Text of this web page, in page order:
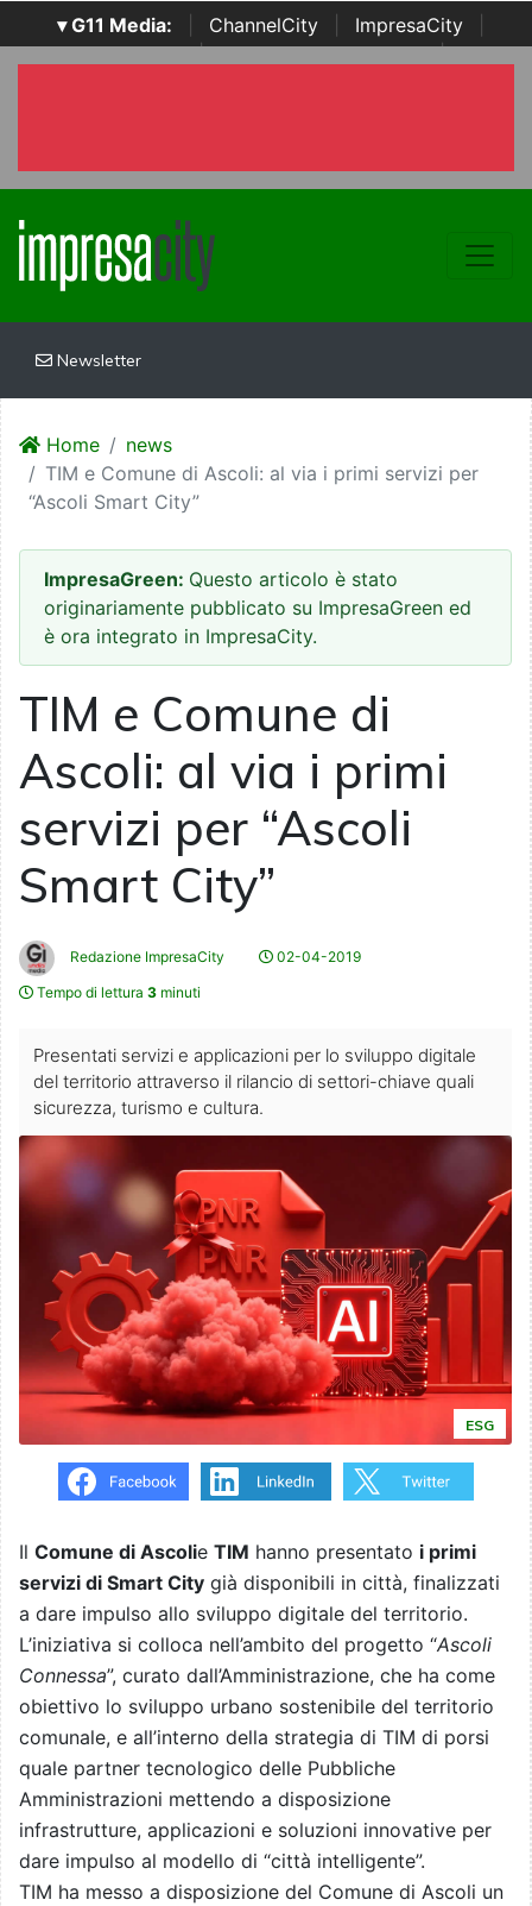
▾ G11 Media: ChannelCity ImpresaCity
SecurityOpenLab | Italian Channel Awards | Italian
Newsletter
Home
news
TIM e Comune di Ascoli: al via i primi servizi per
“Ascoli Smart City”
ImpresaGreen: Questo articolo è stato
originariamente pubblicato su ImpresaGreen ed
è ora integrato in ImpresaCity.
TIM e Comune di
Ascoli: al via i primi
servizi per “Ascoli
Smart City”
Redazione ImpresaCity
02-04-2019
Tempo di lettura 3 minuti
Presentati servizi e applicazioni per lo sviluppo digitale
del territorio attraverso il rilancio di settori-chiave quali
sicurezza, turismo e cultura.
ESG
Il Comune di Ascolie TIM hanno presentato i primi
servizi di Smart City già disponibili in città, finalizzati
a dare impulso allo sviluppo digitale del territorio.
L’iniziativa si colloca nell’ambito del progetto “Ascoli
Connessa”, curato dall’Amministrazione, che ha come
obiettivo lo sviluppo urbano sostenibile del territorio
comunale, e all’interno della strategia di TIM di porsi
quale partner tecnologico delle Pubbliche
Amministrazioni mettendo a disposizione
infrastrutture, applicazioni e soluzioni innovative per
dare impulso al modello di “città intelligente”.
TIM ha messo a disposizione del Comune di Ascoli un